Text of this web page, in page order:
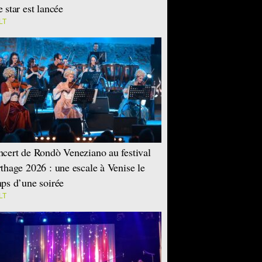
star est lancée
de Rondò Veneziano au festival
2026 : une escale à Venise le
d’une soirée